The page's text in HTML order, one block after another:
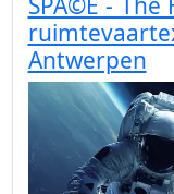
Antwerpen